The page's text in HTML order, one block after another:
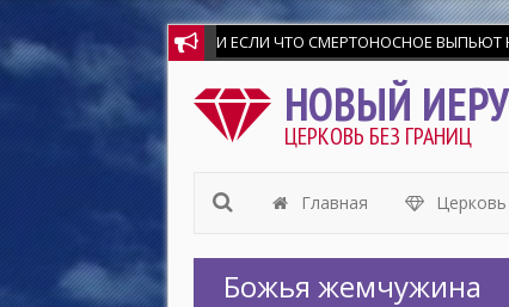
И ЕСЛИ ЧТО СМЕРТОНОСНОЕ ВЫПЬЮТ НЕ
НОВЫЙ
ЦЕРКОВЬ БЕЗ ГРАНИЦ
Главная Церковь
Божья жемчужина